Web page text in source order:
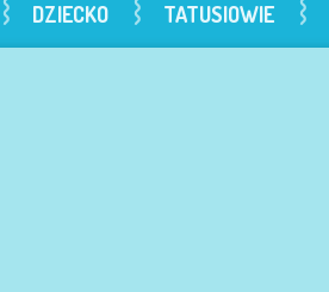
DZIECKO TATUSIOWIE